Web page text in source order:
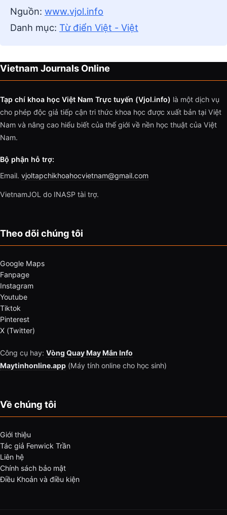
Nguồn: www.vjol.info
Danh mục: Từ điển Việt - Việt
Vietnam Journals Online
Tạp chí khoa học Việt Nam Trực tuyến (Vjol.info) là một dịch vụ
cho phép độc giả tiếp cận tri thức khoa học được xuất bản tại Việt
Nam và nâng cao hiểu biết của thế giới về nền học thuật của Việt
Nam.
Bộ phận hỗ trợ:
Email. vjoltapchikhoahocvietnam@gmail.com
VietnamJOL do INASP tài trợ.
Theo dõi chúng tôi
Google Maps
Fanpage
Instagram
Youtube
Tiktok
Pinterest
X (Twitter)
Công cụ hay: Vòng Quay May Mắn Info
Maytinhonline.app (Máy tính online cho học sinh)
Về chúng tôi
Giới thiệu
Tác giả Fenwick Trần
Liên hệ
Chính sách bảo mật
Điều Khoản và điều kiện